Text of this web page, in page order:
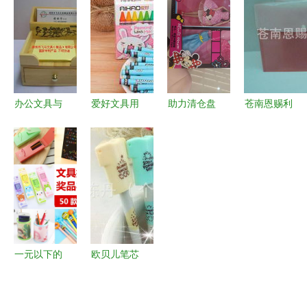
装钢笔详解
与市场前景
具用品批发
让节日更有
意义
性笔，8g轻
巧卡通水笔
批发之选
航
办公文具与
站式批发
解锁企业采
购新选择
爱好文具用
一手批发精
准对接厂家
源头
助力清仓盘
苍南恩赐利
一元以下的
欧贝儿笔芯